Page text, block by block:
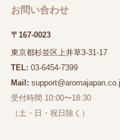
お問い合わせ
〒167-0023
東京都杉並区上井草3-31-17
TEL: 03-6454-7399
Mail:
受付時間 10:00〜18:30
（土・日・祝日除く）